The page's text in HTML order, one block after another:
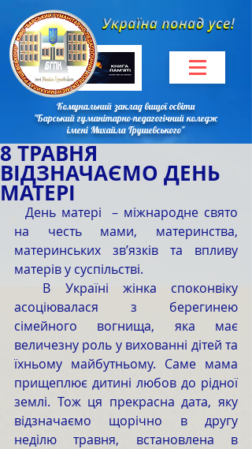
Комунальний заклад вищої освіти
"Барський гуманітарно-педагогічний коледж
імені Михайла Грушевського"
8 ТРАВНЯ
ВІДЗНАЧАЄМО ДЕНЬ
МАТЕРІ
на честь мами, материнства,
материнських зв’язків та впливу
матерів у суспільстві.
асоціювалася з берегинею
сімейного вогнища, яка має
величезну роль у вихованні дітей та
їхньому майбутньому. Саме мама
прищеплює дитині любов до рідної
землі. Тож ця прекрасна дата, яку
відзначаємо щорічно в другу
неділю травня, встановлена в